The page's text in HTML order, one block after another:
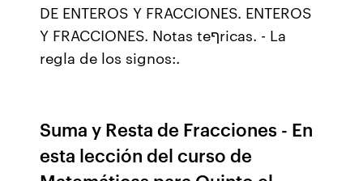
DE ENTEROS Y FRACCIONES. ENTEROS
Y FRACCIONES. Notas teףricas. - La
regla de los signos:.
Suma y Resta de Fracciones - En
esta lección del curso de